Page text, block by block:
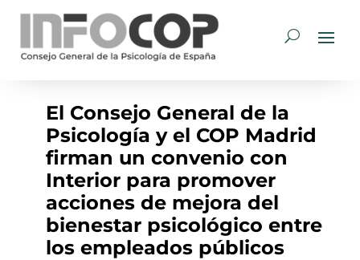
El Consejo General de la
Psicología y el COP Madrid
firman un convenio con
Interior para promover
acciones de mejora del
bienestar psicológico entre
los empleados públicos